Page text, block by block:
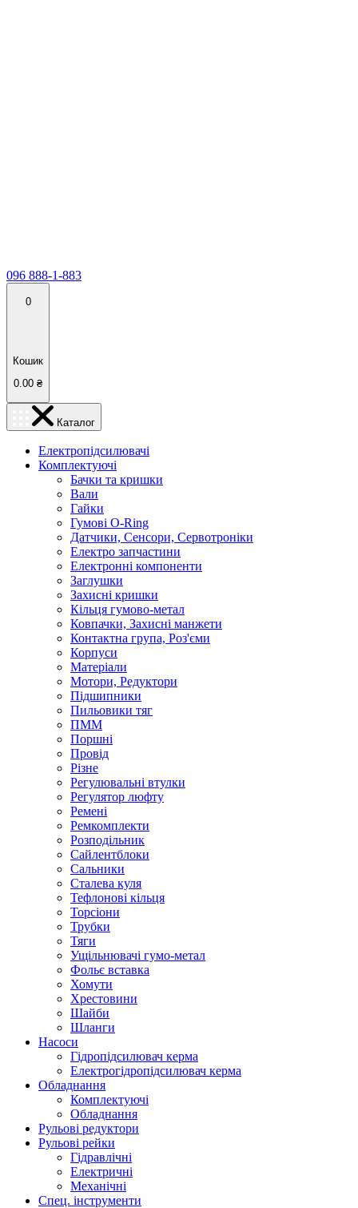
096 888-1-883
0
Кошик
0.00 ₴
Каталог
Електропідсилювачі
Комплектуючі
Бачки та кришки
Вали
Гайки
Гумові O-Ring
Датчики, Сенсори, Сервотроніки
Електро запчастини
Електронні компоненти
Заглушки
Захисні кришки
Кільця гумово-метал
Ковпачки, Захисні манжети
Контактна група, Роз'єми
Корпуси
Матеріали
Мотори, Редуктори
Підшипники
Пильовики тяг
ПММ
Поршні
Провід
Різне
Регулювальні втулки
Регулятор люфту
Ремені
Ремкомплекти
Розподільник
Сайлентблоки
Сальники
Сталева куля
Тефлонові кільця
Торсіони
Трубки
Тяги
Ущільнювачі гумо-метал
Фольє вставка
Хомути
Хрестовини
Шайби
Шланги
Насоси
Гідропідсилювач керма
Електрогідропідсилювач керма
Обладнання
Комплектуючі
Обладнання
Рульові редуктори
Рульові рейки
Гідравлічні
Електричні
Механічні
Спец. інструменти